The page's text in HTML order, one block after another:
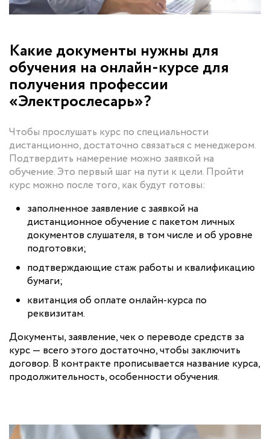
Какие документы нужны для
обучения на онлайн-курсе для
получения профессии
«Электрослесарь»?
Чтобы прослушать курс по специальности
дистанционно, достаточно связаться с менеджером.
Подтвердить намерение можно заявкой на
обучение. Это первый шаг на пути к цели. Пройти
курс можно после того, как будут готовы:
заполненное заявление с заявкой на
дистанционное обучение с пакетом личных
документов слушателя, в том числе и об уровне
подготовки;
подтверждающие стаж работы и квалификацию
бумаги;
квитанция об оплате онлайн-курса по
реквизитам.
Документы, заявление, чек о переводе средств за
курс — всего этого достаточно, чтобы заключить
договор. В контракте прописывается название курса,
продолжительность, особенности обучения.